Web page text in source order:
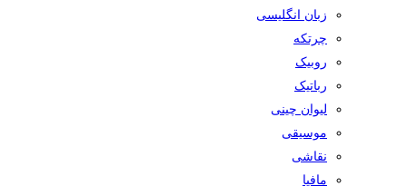
زبان انگلیسی
چرتکه
روبیک
رباتیک
لیوان چینی
موسیقی
نقاشی
مافیا